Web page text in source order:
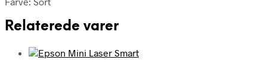
Relaterede varer